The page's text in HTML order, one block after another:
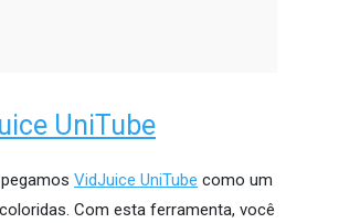
UniTube
VidJuice UniTube como um
Com esta ferramenta, você